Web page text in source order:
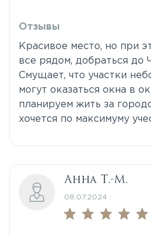
Отзывы
Красивое место, но при
все рядом, добраться до
Смущает, что участки
могут оказаться окна в
планируем жить за
хочется по максимуму
Анна Т.-М.
08.07.2024 :